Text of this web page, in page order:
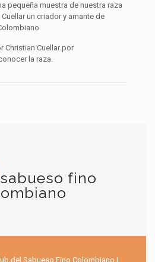
pequeña muestra de nuestra raza
un criador y amante de
Christian Cuellar por
la raza.
sabueso fino
del Sabueso Fino Colombiano |